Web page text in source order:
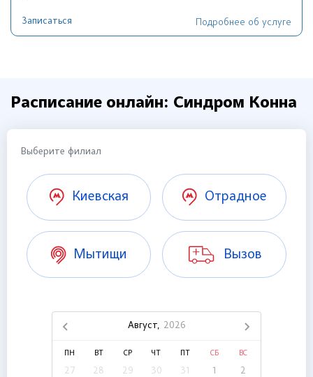
Записаться Подробнее об услуге
Расписание онлайн: Синдром Конна
Выберите филиал
Киевская Отрадное
Мытищи Вызов
Август, 2026
ПН ВТ СР ЧТ СБ ВС
27 28 29 30 31 1 2